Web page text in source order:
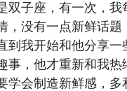
双子座，有一次，我
，没有一点新鲜话题
到我开始和他分享一
事，他才重新和我热
学会制造新鲜感，多